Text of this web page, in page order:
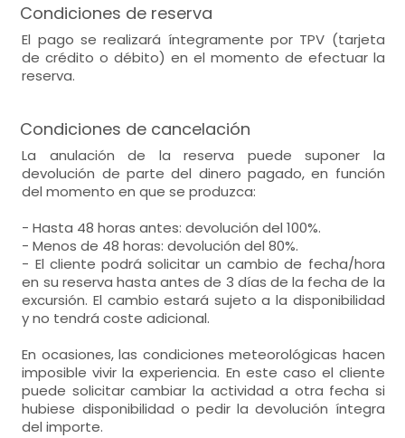
Condiciones de reserva
El pago se realizará íntegramente por TPV (tarjeta
de crédito o débito) en el momento de efectuar la
reserva.
Condiciones de cancelación
La anulación de la reserva puede suponer la
devolución de parte del dinero pagado, en función
del momento en que se produzca:
- Hasta 48 horas antes: devolución del 100%.
- Menos de 48 horas: devolución del 80%.
- El cliente podrá solicitar un cambio de fecha/hora
en su reserva hasta antes de 3 días de la fecha de la
excursión. El cambio estará sujeto a la disponibilidad
y no tendrá coste adicional.
En ocasiones, las condiciones meteorológicas hacen
imposible vivir la experiencia. En este caso el cliente
puede solicitar cambiar la actividad a otra fecha si
hubiese disponibilidad o pedir la devolución íntegra
del importe.